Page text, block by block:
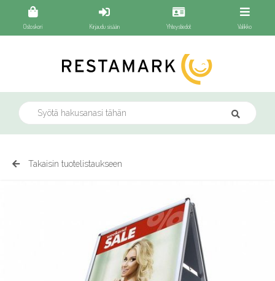
Takaisin tuotelistaukseen
Ostoskori Kirjaudu sisään Yhteystiedot Valikko